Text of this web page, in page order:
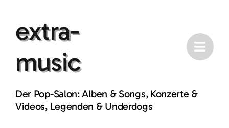
contentextra-
music
Der Pop-Salon: Alben & Songs, Konzerte &
Videos, Legenden & Underdogs